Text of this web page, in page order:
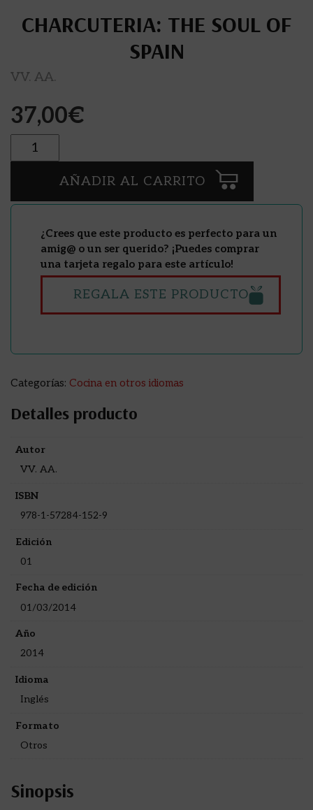
CHARCUTERIA: THE SOUL OF
SPAIN
VV. AA.
37,00€
Cantidad
AÑADIR AL CARRITO
¿Crees que este producto es perfecto para un
amig@ o un ser querido? ¡Puedes comprar
una tarjeta regalo para este artículo!
REGALA ESTE PRODUCTO
Categorías: Cocina en otros idiomas
Detalles producto
Autor
VV. AA.
ISBN
978-1-57284-152-9
Edición
01
Fecha de edición
01/03/2014
Año
2014
Idioma
Inglés
Formato
Otros
Sinopsis